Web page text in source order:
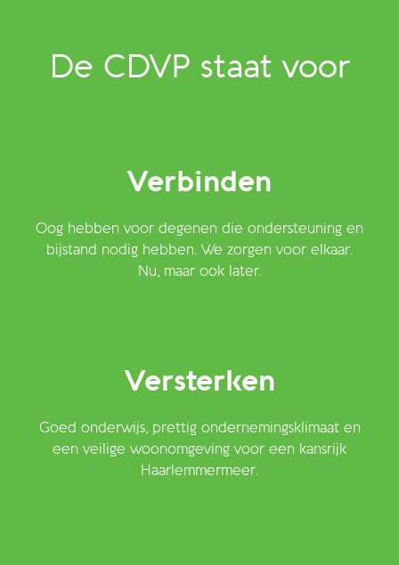
De CDVP staat voor
Verbinden
Oog hebben voor degenen die ondersteuning en
bijstand nodig hebben. We zorgen voor elkaar.
Nu, maar ook later.
Versterken
Goed onderwijs, prettig ondernemingsklimaat en
een veilige woonomgeving voor een kansrijk
Haarlemmermeer.